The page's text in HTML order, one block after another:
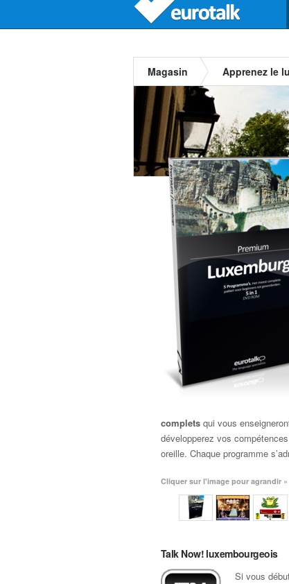
Magasin Apprenez le
complets qui vous
développerez vos
oreille. Chaque programme
Cliquer sur l'image pour agrandir »
Talk Now! luxembourgeois
Si vous